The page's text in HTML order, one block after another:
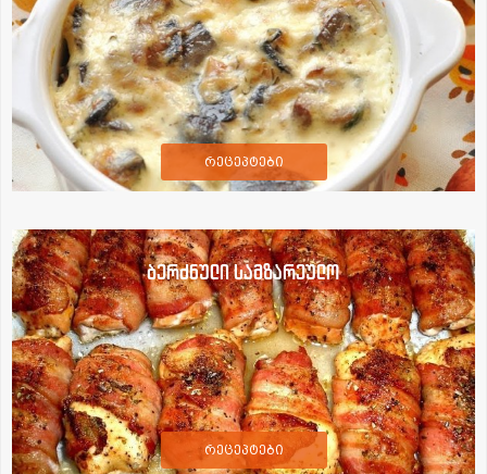
რეცეპტები
ბერძნული სამზარეულო
რეცეპტები